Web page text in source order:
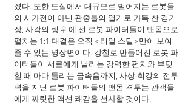
졌다. 또한 도심에서 대규모로 벌어지는 로봇들
의 시가전이 아닌 관중들의 열기로 가득 찬 경기
장, 사각의 링 위에 선 로봇 파이터들이 맨몸으로
펼치는 1:1 대결은 오직 <리얼 스틸>만이 보여
줄 수 있는 명장면이다. 강철로 만들어진 로봇 파
이터들이 서로에게 날리는 강력한 펀치와 부딪
힐 때 마다 들리는 금속음까지, 사상 최강의 전투
력을 지닌 로봇 파이터들의 맨몸 격투는 관객들
에게 짜릿한 액션 쾌감을 선사할 것이다.